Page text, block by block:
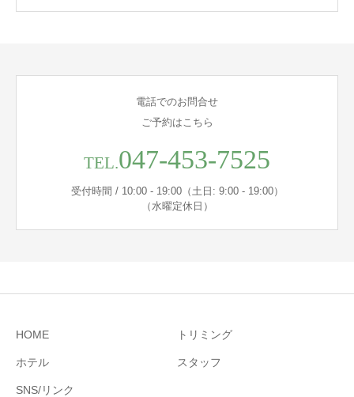
電話でのお問合せ
ご予約はこちら
TEL.047-453-7525
受付時間 / 10:00 - 19:00（土日: 9:00 - 19:00）
（水曜定休日）
HOME トリミング
ホテル スタッフ
SNS/リンク